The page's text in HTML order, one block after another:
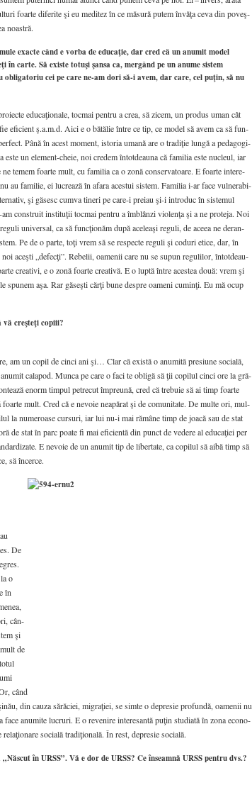
foar­te dife­ri­te şi eu medi­tez în ce măsu­ră putem învă­ţa ceva din poveş­
noas­tră.
exacte când e vorba de educaţie, dar cred că un anumit model
carte. Să existe totuşi şansa ca, mergând pe un anume sistem
obligatoriu cei pe care ne-am dori să-i avem, dar care, cel puţin, să nu
edu­ca­ţio­na­le, toc­mai pen­tru a crea, să zicem, un pro­dus uman cât
efi­cient ş.a.m.d. Aici e o bătă­lie între ce tip, ce model să avem ca să fun­
Până în acest moment, isto­ria uma­nă are o tra­di­ţie lun­gă a peda­go­gi­
este un element-cheie, noi cre­dem întot­dea­u­na că fami­lia este nucle­ul, iar
temem foar­te mult, cu fami­lia ca o zonă con­ser­va­toa­re. E foar­te inte­re­
au fami­lie, ei lucrea­ză în afa­ra aces­tui sis­tem. Fami­lia i-ar face vul­ne­ra­bi­
şi găsesc cum­va tine­ri pe care-i pre­iau şi-i intro­duc în sis­te­mul
con­stru­it insti­tu­ţii toc­mai pen­tru a îmblân­zi vio­lenţa şi a ne pro­te­ja. Noi
uni­ver­sal, ca să fun­cţio­năm după ace­lea­şi regu­li, de ace­ea ne deran­
Pe de o par­te, toţi vrem să se res­pec­te regu­li şi codu­ri eti­ce, dar, în
aceş­ti „defe­cţi”. Rebe­lii, oame­nii care nu se supun regu­li­lor, întot­dea­u­
cre­a­ti­vi, e o zonă foar­te cre­a­ti­vă. E o lup­tă între aces­tea două: vrem şi
spu­nem aşa. Rar găseş­ti cărţi bune des­pre oame­ni cuminţi. Eu mă ocup
creşteţi copiii?
am un copil de cin­ci ani şi… Clar că exis­tă o anu­mi­tă pre­siu­ne soci­a­lă,
cala­pod. Mun­ca pe care o faci te obli­gă să ţii copi­lul cin­ci ore la gră­
enorm tim­pul petre­cut împre­u­nă, cred că tre­bu­ie să ai timp foar­te
mult. Cred că e nevo­ie nea­pă­rat şi de comu­ni­ta­te. De mul­te ori, mul­
la nume­roa­se cur­su­ri, iar lui nu-i mai rămâ­ne timp de joa­că sau de stat
de stat în parc poa­te fi mai efi­cien­tă din punct de vede­re al edu­ca­ţi­ei per
E nevo­ie de un anu­mit tip de liber­ta­te, ca copi­lul să aibă timp să
să încer­ce.
De
o
în
cân­
şi
de
când
din cau­za sără­ci­ei, migra­ţi­ei, se sim­te o depre­sie pro­fun­dă, oame­nii nu
face anu­mi­te lucru­ri. E o reve­ni­re inte­re­san­tă puţin stu­di­ată în zona eco­no­
soci­a­lă tra­di­ţio­na­lă. În rest, depre­sie soci­a­lă.
în URSS”. Vă e dor de URSS? Ce înseamnă URSS pentru dvs.?